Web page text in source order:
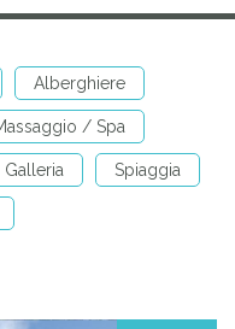
Alberghiere
/ Spa
Galleria Spiaggia